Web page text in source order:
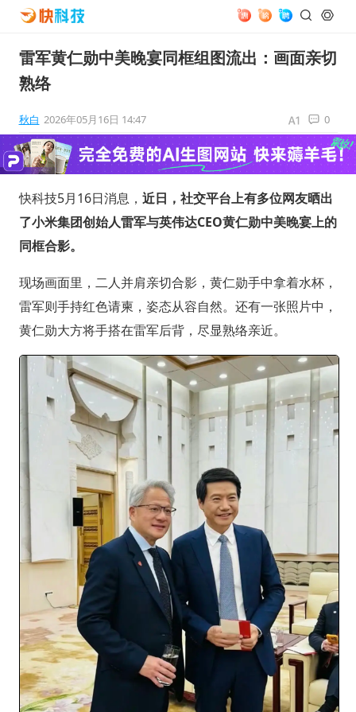
雷军黄仁勋中美晚宴同框组图流出：画面亲切
熟络
秋白 2026年05月16日 14:47 0
快科技5月16日消息， 近日，社交平台上有多位网友晒出
了小米集团创始人雷军与英伟达CEO黄仁勋中美晚宴上的
同框合影。
现场画面里，二人并肩亲切合影，黄仁勋手中拿着水杯，
雷军则手持红色请柬，姿态从容自然。还有一张照片中，
黄仁勋大方将手搭在雷军后背，尽显熟络亲近。